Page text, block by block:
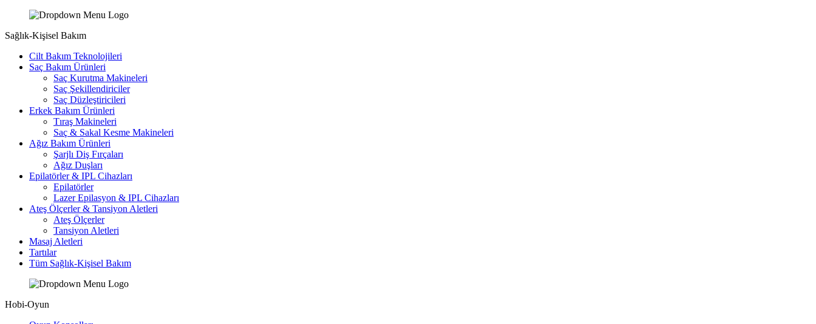
Sağlık-Kişisel Bakım
Cilt Bakım Teknolojileri
Saç Bakım Ürünleri
Saç Kurutma Makineleri
Saç Şekillendiriciler
Saç Düzleştiricileri
Erkek Bakım Ürünleri
Tıraş Makineleri
Saç & Sakal Kesme Makineleri
Ağız Bakım Ürünleri
Şarjlı Diş Fırçaları
Ağız Duşları
Epilatörler & IPL Cihazları
Epilatörler
Lazer Epilasyon & IPL Cihazları
Ateş Ölçerler & Tansiyon Aletleri
Ateş Ölçerler
Tansiyon Aletleri
Masaj Aletleri
Tartılar
Tüm Sağlık-Kişisel Bakım
Hobi-Oyun